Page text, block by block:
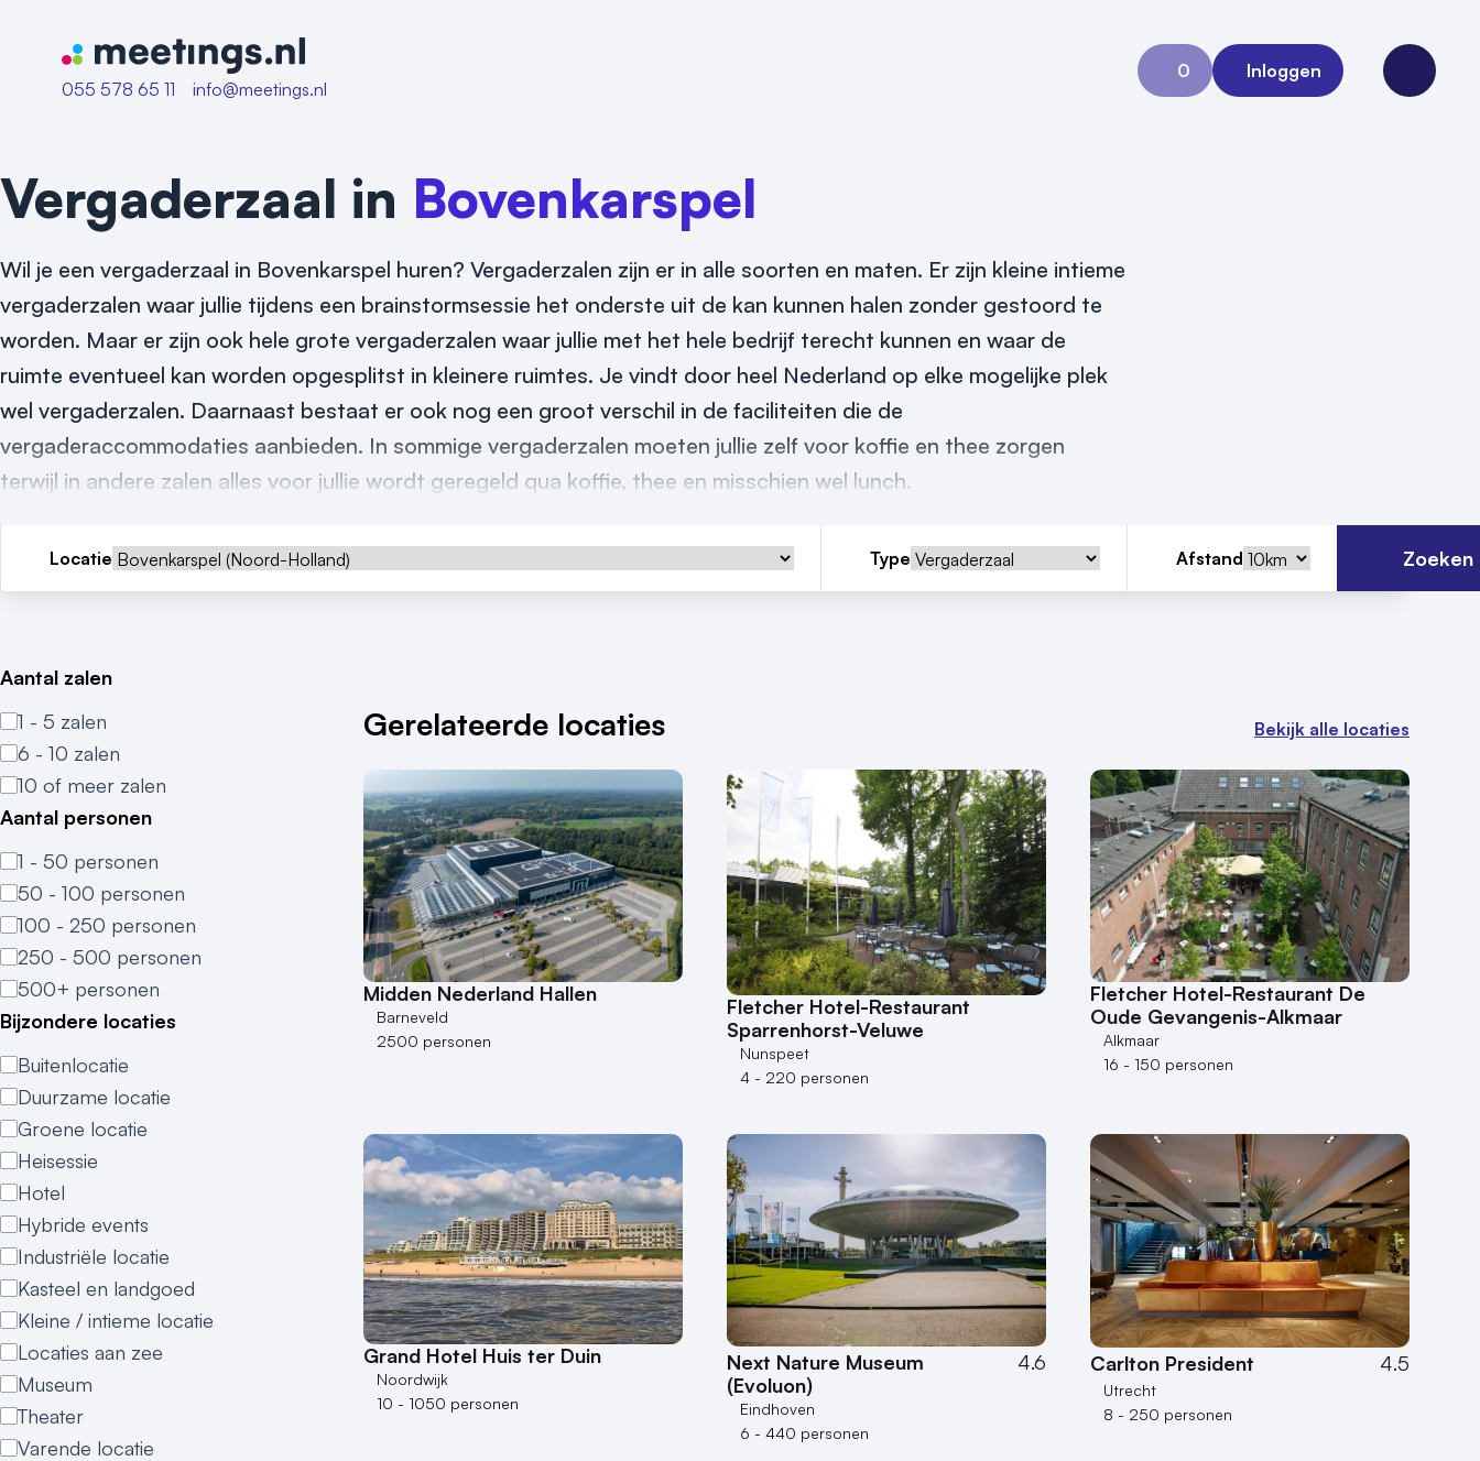
Naar home van Meetings
055 578 65 11
info@meetings.nl
0
Aanvraag 0
Inloggen
Open
Vergaderzaal in Bovenkarspel
Wil je een vergaderzaal in Bovenkarspel huren? Vergaderzalen zijn er in alle soorten en maten. Er zijn kleine intieme
vergaderzalen waar jullie tijdens een brainstormsessie het onderste uit de kan kunnen halen zonder gestoord te
worden. Maar er zijn ook hele grote vergaderzalen waar jullie met het hele bedrijf terecht kunnen en waar de
ruimte eventueel kan worden opgesplitst in kleinere ruimtes. Je vindt door heel Nederland op elke mogelijke plek
wel vergaderzalen. Daarnaast bestaat er ook nog een groot verschil in de faciliteiten die de
vergaderaccommodaties aanbieden. In sommige vergaderzalen moeten jullie zelf voor koffie en thee zorgen
terwijl in andere zalen alles voor jullie wordt geregeld qua koffie, thee en misschien wel lunch.
Locatie Type Afstand Zoeken
Aantal zalen
1 - 5 zalen
6 - 10 zalen
10 of meer zalen
Aantal personen
1 - 50 personen
50 - 100 personen
100 - 250 personen
250 - 500 personen
500+ personen
Bijzondere locaties
Buitenlocatie
Duurzame locatie
Groene locatie
Heisessie
Hotel
Hybride events
Industriële locatie
Kasteel en landgoed
Kleine / intieme locatie
Locaties aan zee
Museum
Theater
Varende locatie
Gerelateerde locaties Bekijk alle locaties
Midden Nederland Hallen
Barneveld
2500 personen
Fletcher Hotel-Restaurant
Sparrenhorst-Veluwe
Nunspeet
4 - 220 personen
Fletcher Hotel-Restaurant De
Oude Gevangenis-Alkmaar
Alkmaar
16 - 150 personen
Grand Hotel Huis ter Duin
Noordwijk
10 - 1050 personen
Next Nature Museum
(Evoluon)
4.6
Eindhoven
6 - 440 personen
Carlton President 4.5
Utrecht
8 - 250 personen